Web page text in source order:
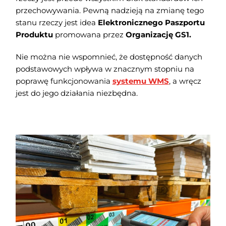
przechowywania. Pewną nadzieją na zmianę tego
stanu rzeczy jest idea Elektronicznego Paszportu
Produktupromowana przez Organizację GS1.
Nie można nie wspomnieć, że dostępność danych
podstawowych wpływa w znacznym stopniu na
poprawę funkcjonowania systemu WMS, a wręcz
jest do jego działania niezbędna.